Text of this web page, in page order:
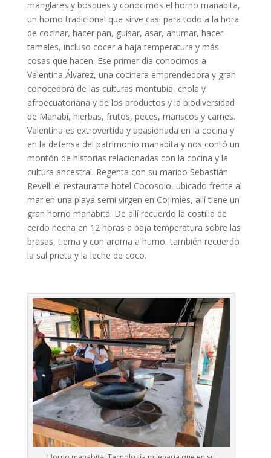
manglares y bosques y conocimos el horno manabita,
un horno tradicional que sirve casi para todo a la hora
de cocinar, hacer pan, guisar, asar, ahumar, hacer
tamales, incluso cocer a baja temperatura y más
cosas que hacen. Ese primer día conocimos a
Valentina Álvarez, una cocinera emprendedora y gran
conocedora de las culturas montubia, chola y
afroecuatoriana y de los productos y la biodiversidad
de Manabí, hierbas, frutos, peces, mariscos y carnes.
Valentina es extrovertida y apasionada en la cocina y
en la defensa del patrimonio manabita y nos contó un
montón de historias relacionadas con la cocina y la
cultura ancestral. Regenta con su marido Sebastián
Revelli el restaurante hotel Cocosolo, ubicado frente al
mar en una playa semi virgen en Cojimíes, allí tiene un
gran horno manabita. De allí recuerdo la costilla de
cerdo hecha en 12 horas a baja temperatura sobre las
brasas, tierna y con aroma a humo, también recuerdo
la sal prieta y la leche de coco.